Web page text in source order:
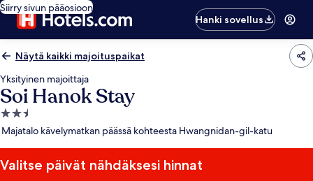
Siirry sivun pääosioon
Hanki sovellus
Näytä kaikki majoituspaikat
Yksityinen majoittaja
Soi Hanok Stay
2.5
tähden
Majatalo kävelymatkan päässä kohteesta Hwangnidan-gil-katu
Valitse päivät nähdäksesi hinnat